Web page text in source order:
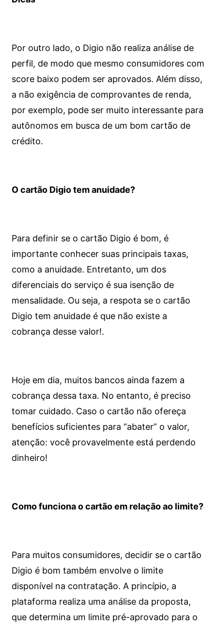
Por outro lado, o Digio não realiza análise de
perfil, de modo que mesmo consumidores com
score baixo podem ser aprovados. Além disso,
a não exigência de comprovantes de renda,
por exemplo, pode ser muito interessante para
autônomos em busca de um bom cartão de
crédito.
O cartão Digio tem anuidade?
Para definir se o cartão Digio é bom, é
importante conhecer suas principais taxas,
como a anuidade. Entretanto, um dos
diferenciais do serviço é sua isenção de
mensalidade. Ou seja, a respota se o cartão
Digio tem anuidade é que não existe a
cobrança desse valor!.
Hoje em dia, muitos bancos ainda fazem a
cobrança dessa taxa. No entanto, é preciso
tomar cuidado. Caso o cartão não ofereça
benefícios suficientes para “abater” o valor,
atenção: você provavelmente está perdendo
dinheiro!
Como funciona o cartão em relação ao limite?
Para muitos consumidores, decidir se o cartão
Digio é bom também envolve o limite
disponível na contratação. A princípio, a
plataforma realiza uma análise da proposta,
que determina um limite pré-aprovado para o